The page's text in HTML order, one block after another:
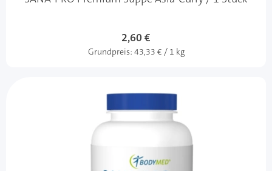
2,60 €
Grundpreis: 43,33 € / 1 kg